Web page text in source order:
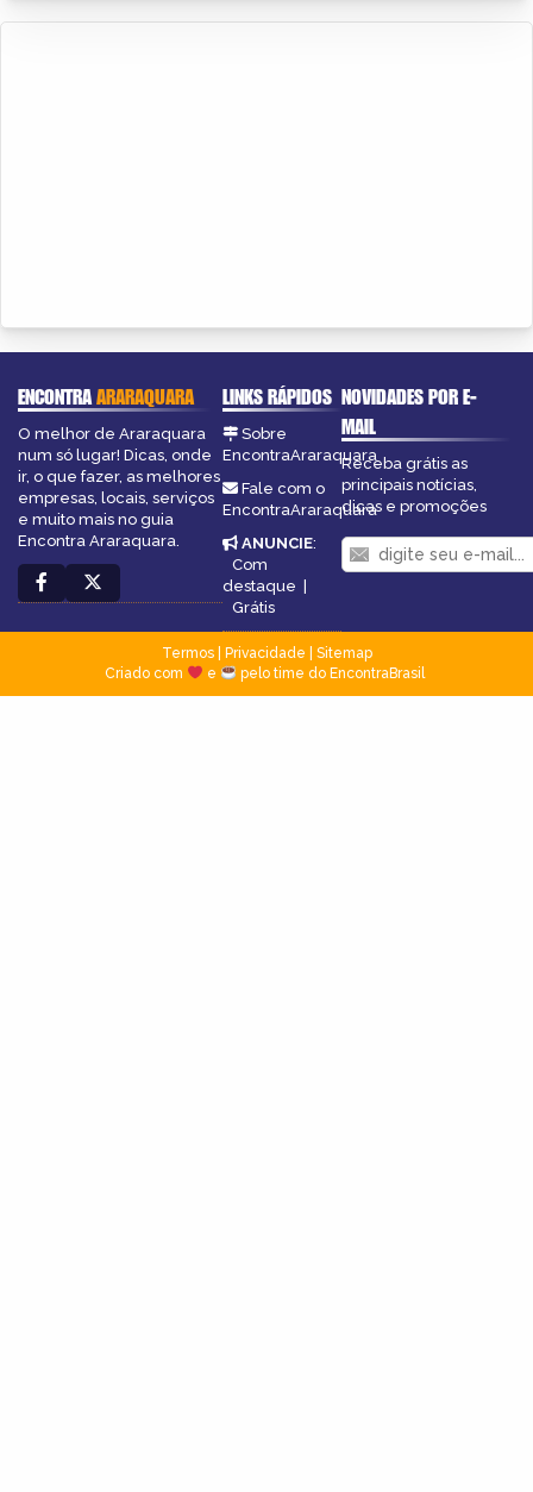
ENCONTRAARARAQUARA
O melhor de Araraquara
num só lugar! Dicas, onde
ir, o que fazer, as melhores
empresas, locais, serviços
e muito mais no guia
Encontra Araraquara.
LINKS RÁPIDOS
Sobre
EncontraAraraquara
Fale com o
EncontraAraraquara
ANUNCIE:
Com
destaque |
Grátis
NOVIDADES POR E-
MAIL
Receba grátis as
principais notícias,
dicas e promoções
Termos| Privacidade
Sitemap
Criado com
e pelo time do EncontraBrasil